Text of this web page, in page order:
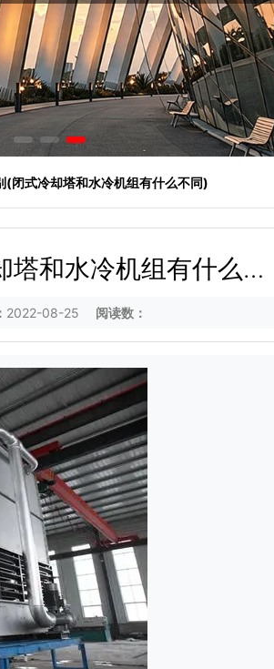
(闭式冷却塔和水冷机组有什么不同)
和水冷机组有什么不
2022-08-25 阅读数：